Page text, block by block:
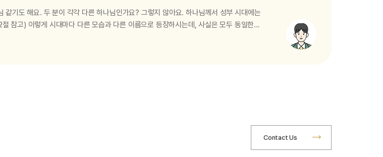
기도 해요. 두 분이 각각 다른 하나님인가요? 그렇지 않아요. 하나님께서 성부 시대에는
참고) 이렇게 시대마다 다른 모습과 다른 이름으로 등장하시는데, 사실은 모두 동일한
른 분이 아닌 일체 즉 한 분이라는 뜻으로 성삼위일체(聖三位一體)라고 한답니다. 말
Contact Us